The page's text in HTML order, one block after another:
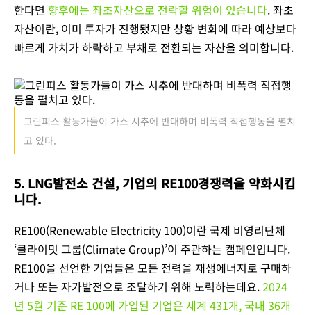
한다면 향후에는 좌초자산으로 전락할 위험이 있습니다. 좌초
자산이란, 이미 투자가 진행됐지만 상황 변화에 따라 예상보다
빠르게 가치가 하락하고 부채로 전환되는 자산을 의미합니다.
그린피스 활동가들이 가스 시추에 반대하며 비폭력 직접행동을 펼치
고 있다.
5. LNG발전소 건설, 기업의 RE100경쟁력을 약화시킵
니다.
RE100(Renewable Electricity 100)이란 국제 비영리단체
‘클라이밋 그룹(Climate Group)’이 주관하는 캠페인입니다.
RE100을 선언한 기업들은 모든 전력을 재생에너지로 구매하
거나 또는 자가발전으로 조달하기 위해 노력하는데요.2024
년 5월 기준 RE 100에 가입된 기업은 세계 431개, 국내 36개